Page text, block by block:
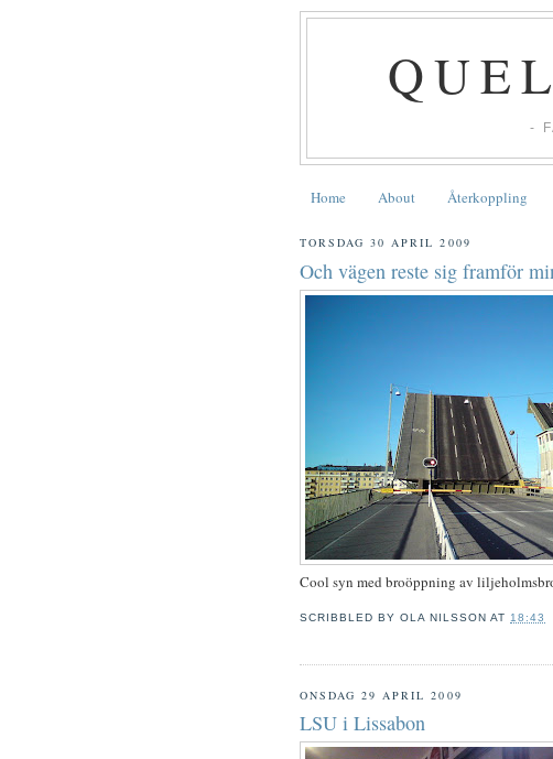
-
Home About Återkoppling
TORSDAG 30 APRIL 2009
Och vägen reste sig framför
Cool syn med broöppning av
SCRIBBLED BYOLA NILSSON AT18:43
ONSDAG 29 APRIL 2009
LSU i Lissabon